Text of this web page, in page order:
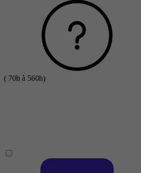
( 70h à 560h)